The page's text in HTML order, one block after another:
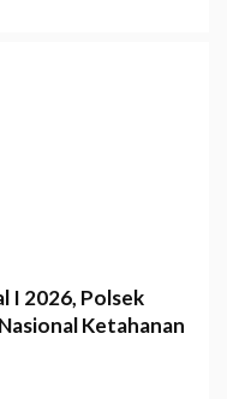
I 2026, Polsek
Ketahanan